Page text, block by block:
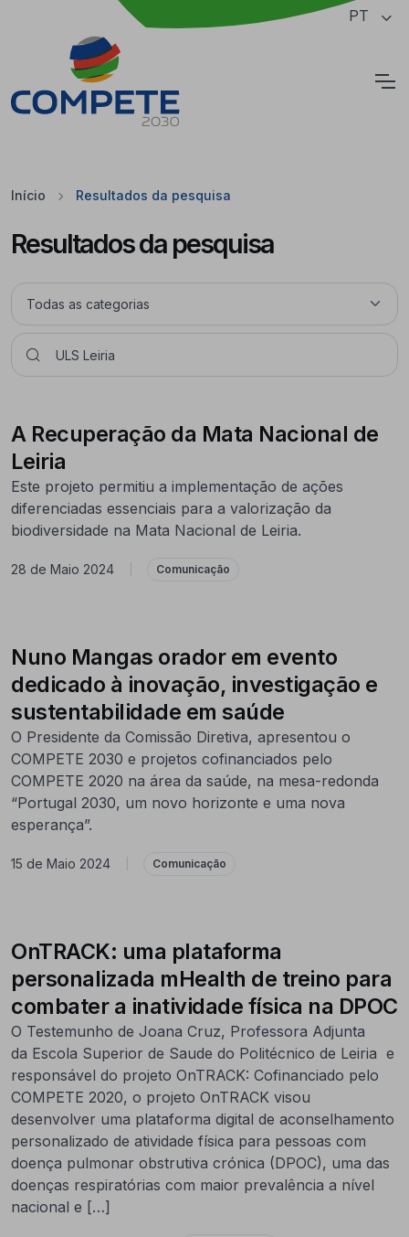
Saltar para o conteúdo principal da página PT
Início Resultados da pesquisa
Resultados da pesquisa
A Recuperação da Mata Nacional de
Leiria
Este projeto permitiu a implementação de ações
diferenciadas essenciais para a valorização da
biodiversidade na Mata Nacional de Leiria.
28 de Maio 2024 Comunicação
Nuno Mangas orador em evento
dedicado à inovação, investigação e
sustentabilidade em saúde
O Presidente da Comissão Diretiva, apresentou o
COMPETE 2030 e projetos cofinanciados pelo
COMPETE 2020 na área da saúde, na mesa-redonda
“Portugal 2030, um novo horizonte e uma nova
esperança”.
15 de Maio 2024 Comunicação
OnTRACK: uma plataforma
personalizada mHealth de treino para
combater a inatividade física na DPOC
O Testemunho de Joana Cruz, Professora Adjunta
da Escola Superior de Saude do Politécnico de Leiria e
responsável do projeto OnTRACK: Cofinanciado pelo
COMPETE 2020, o projeto OnTRACK visou
desenvolver uma plataforma digital de aconselhamento
personalizado de atividade física para pessoas com
doença pulmonar obstrutiva crónica (DPOC), uma das
doenças respiratórias com maior prevalência a nível
nacional e […]